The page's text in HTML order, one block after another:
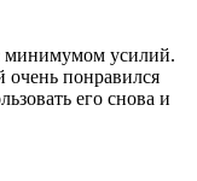
минимумом усилий.
понравился
его снова и